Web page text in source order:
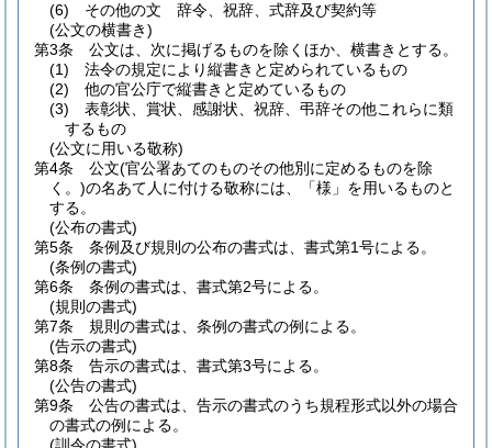
(6)
その他の文 辞令、祝辞、式辞及び契約等
(公文の横書き)
第3条
公文は、次に掲げるものを除くほか、横書きとする。
(1)
法令の規定により縦書きと定められているもの
(2)
他の官公庁で縦書きと定めているもの
(3)
表彰状、賞状、感謝状、祝辞、弔辞その他これらに類
するもの
(公文に用いる敬称)
第4条
公文(官公署あてのものその他別に定めるものを除
く。)の名あて人に付ける敬称には、「様」を用いるものと
する。
(公布の書式)
第5条
条例及び規則の公布の書式は、書式第1号による。
(条例の書式)
第6条
条例の書式は、書式第2号による。
(規則の書式)
第7条
規則の書式は、条例の書式の例による。
(告示の書式)
第8条
告示の書式は、書式第3号による。
(公告の書式)
第9条
公告の書式は、告示の書式のうち規程形式以外の場合
の書式の例による。